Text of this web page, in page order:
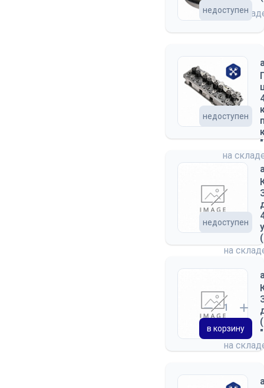
на
недоступен
на
недоступен
на
недоступен
на
в корзину